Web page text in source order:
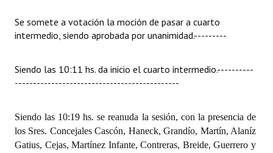
Se somete a votación la moción de pasar a cuarto
intermedio, siendo aprobada por unanimidad.---------
Siendo las 10:11 hs. da inicio el cuarto intermedio.----------
---------------------------------------------
Siendo las 10:19 hs. se reanuda la sesión, con la presencia de
los Sres. ConcejalesCascón, Haneck, Grandío, Martín, Alaníz
Gatius, Cejas, Martínez Infante, Contreras, Breide, Guerrero y